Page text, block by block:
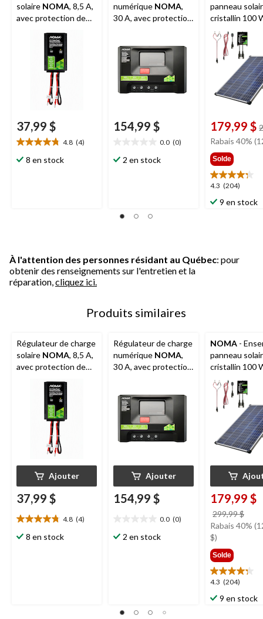
solaire NOMA, 8,5 A,
avec protection de
37,99 $
4.8 (4)
4.8
étoile(s)
8 en stock
numérique NOMA,
30 A, avec protection
154,99 $
0.0 (0)
étoile(s)
2 en stock
panneau
cristallin 100
avec support
contrôleur de
179,99 $
Rabais 40%
Solde
4.3 (204)
4.3
étoile(s)
sur
9 en stock
À l'attention des personnes résidant au Québec: pour
obtenir des renseignements sur l'entretien et la
réparation, cliquez ici.
Produits similaires
Régulateur de charge
solaire NOMA, 8,5 A,
avec protection de
Ajouter
37,99 $
4.8 (4)
4.8
étoile(s)
8 en stock
Régulateur de charge
numérique NOMA,
30 A, avec protection
Ajouter
154,99 $
0.0 (0)
étoile(s)
2 en stock
NOMA -
panneau
cristallin 100
avec support
contrôleur de
179,99 $
299,99 $
était
Rabais 40%
$)
Solde
4.3 (204)
4.3
étoile(s)
sur
9 en stock